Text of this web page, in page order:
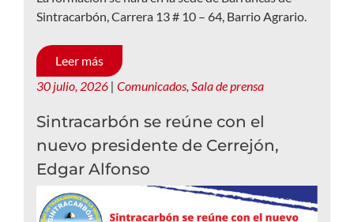
Sintracarbón, Carrera 13 # 10 – 64, Barrio Agrario.
Leer más
30 julio, 2026 | Comunicados Sala de prensa
Sintracarbón se reúne con el
nuevo presidente de Cerrejón,
Edgar Alfonso